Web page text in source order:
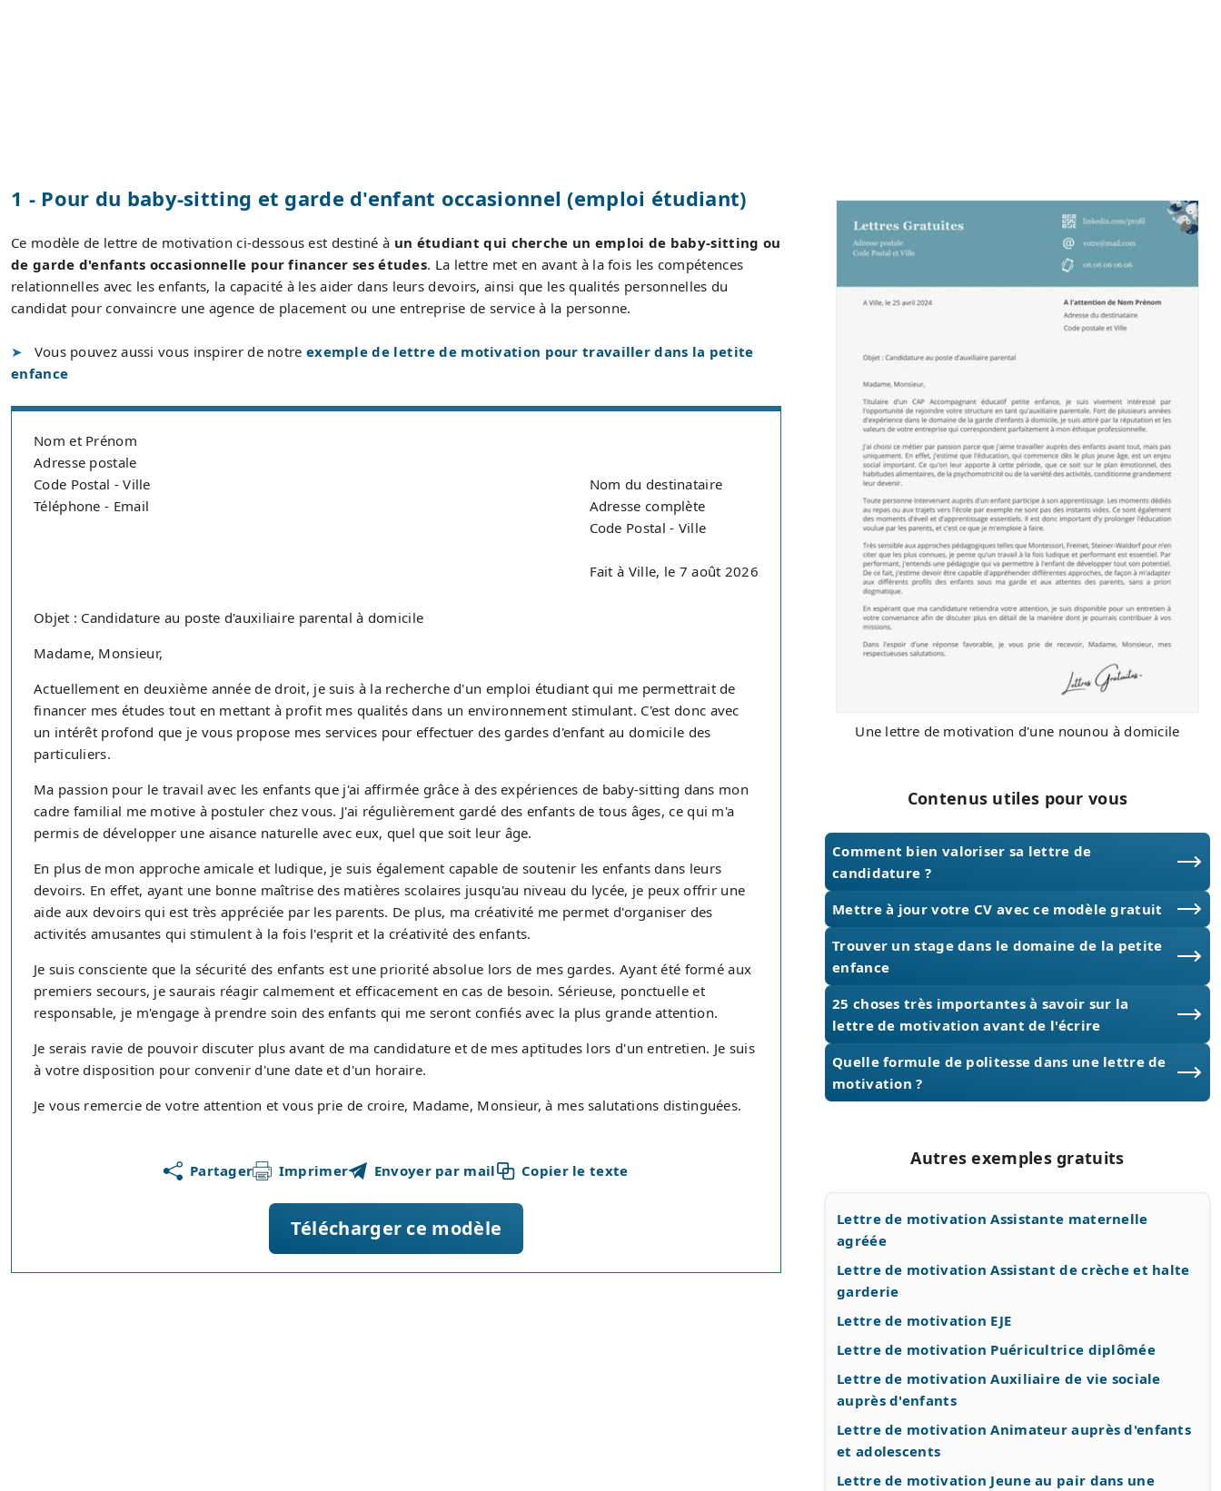
1 - Pour du baby-sitting et garde d'enfant occasionnel (emploi étudiant)
Ce modèle de lettre de motivation ci-dessous est destiné à un étudiant qui cherche un emploi de baby-sitting ou
de garde d'enfants occasionnelle pour financer ses études. La lettre met en avant à la fois les compétences
relationnelles avec les enfants, la capacité à les aider dans leurs devoirs, ainsi que les qualités personnelles du
candidat pour convaincre une agence de placement ou une entreprise de service à la personne.
Vous pouvez aussi vous inspirer de notre exemple de lettre de motivation pour travailler dans la petite
enfance
Nom et Prénom
Adresse postale
Code Postal - Ville
Téléphone - Email
Nom du destinataire
Adresse complète
Code Postal - Ville
Fait à Ville, le 7 août 2026
Objet : Candidature au poste d'auxiliaire parental à domicile
Madame, Monsieur,
Actuellement en deuxième année de droit, je suis à la recherche d'un emploi étudiant qui me permettrait de
financer mes études tout en mettant à profit mes qualités dans un environnement stimulant. C'est donc avec
un intérêt profond que je vous propose mes services pour effectuer des gardes d'enfant au domicile des
particuliers.
Ma passion pour le travail avec les enfants que j'ai affirmée grâce à des expériences de baby-sitting dans mon
cadre familial me motive à postuler chez vous. J'ai régulièrement gardé des enfants de tous âges, ce qui m'a
permis de développer une aisance naturelle avec eux, quel que soit leur âge.
En plus de mon approche amicale et ludique, je suis également capable de soutenir les enfants dans leurs
devoirs. En effet, ayant une bonne maîtrise des matières scolaires jusqu'au niveau du lycée, je peux offrir une
aide aux devoirs qui est très appréciée par les parents. De plus, ma créativité me permet d'organiser des
activités amusantes qui stimulent à la fois l'esprit et la créativité des enfants.
Je suis consciente que la sécurité des enfants est une priorité absolue lors de mes gardes. Ayant été formé aux
premiers secours, je saurais réagir calmement et efficacement en cas de besoin. Sérieuse, ponctuelle et
responsable, je m'engage à prendre soin des enfants qui me seront confiés avec la plus grande attention.
Je serais ravie de pouvoir discuter plus avant de ma candidature et de mes aptitudes lors d'un entretien. Je suis
à votre disposition pour convenir d'une date et d'un horaire.
Je vous remercie de votre attention et vous prie de croire, Madame, Monsieur, à mes salutations distinguées.
Partager Imprimer Envoyer par mail Copier le texte
Télécharger ce modèle
Une lettre de motivation d'une nounou à domicile
Contenus utiles pour vous
Comment bien valoriser sa lettre de
candidature ?
Mettre à jour votre CV avec ce modèle gratuit
Trouver un stage dans le domaine de la petite
enfance
25 choses très importantes à savoir sur la
lettre de motivation avant de l'écrire
Quelle formule de politesse dans une lettre de
motivation ?
Autres exemples gratuits
Lettre de motivation Assistante maternelle
agréée
Lettre de motivation Assistant de crèche et halte
garderie
Lettre de motivation EJE
Lettre de motivation Puéricultrice diplômée
Lettre de motivation Auxiliaire de vie sociale
auprès d'enfants
Lettre de motivation Animateur auprès d'enfants
et adolescents
Lettre de motivation Jeune au pair dans une